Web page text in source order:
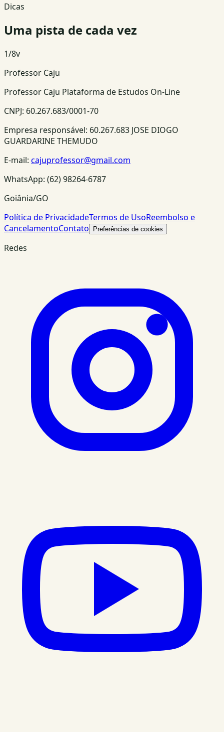
Dicas
Uma pista de cada vez
1/8v
Professor Caju
Professor Caju Plataforma de Estudos On-Line
CNPJ: 60.267.683/0001-70
Empresa responsável: 60.267.683 JOSE DIOGO
GUARDARINE THEMUDO
E-mail: cajuprofessor@gmail.com
WhatsApp: (62) 98264-6787
Goiânia/GO
Política de PrivacidadeTermos de UsoReembolso e
CancelamentoContato Preferências de cookies
Redes